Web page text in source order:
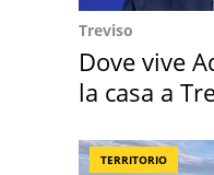
Treviso
Dove vive
la casa a
TERRITORIO